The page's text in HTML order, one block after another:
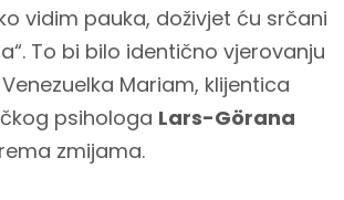
vidim pauka, doživjet ću srčani
To bi bilo identično vjerovanju
Mariam, klijentica
psihologa Lars-Görana
zmijama.